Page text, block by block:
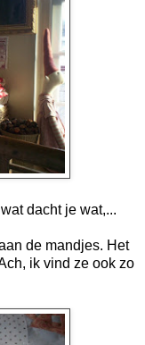
dacht je wat,...
de mandjes. Het
ik vind ze ook zo